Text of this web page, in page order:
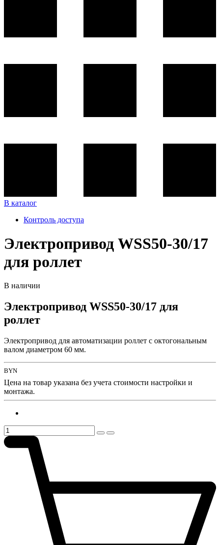
В каталог
Контроль доступа
Электропривод WSS50-30/17
для роллет
В наличии
Электропривод WSS50-30/17 для
роллет
Электропривод для автоматизации роллет с октогональным
валом диаметром 60 мм.
BYN
Цена на товар указана без учета стоимости настройки и
монтажа.